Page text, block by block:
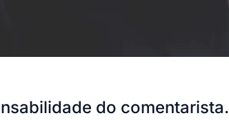
do comentarista.